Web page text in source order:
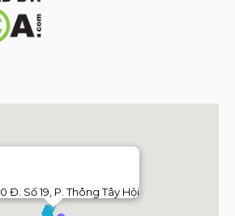
Đ. Số 19, P. Thông Tây Hội